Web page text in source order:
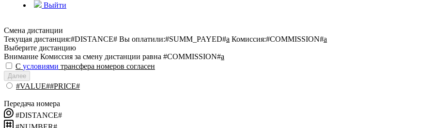
Выйти
Смена дистанции
Текущая дистанция:#DISTANCE# Вы оплатили:#SUMM_PAYED#a Комиссия:#COMMISSION#a
Выберите дистанцию
Внимание Комиссия за смену дистанции равна #COMMISSION#a
С условиями трансфера номеров согласен
Далее
#VALUE##PRICE#
Передача номера
#DISTANCE#